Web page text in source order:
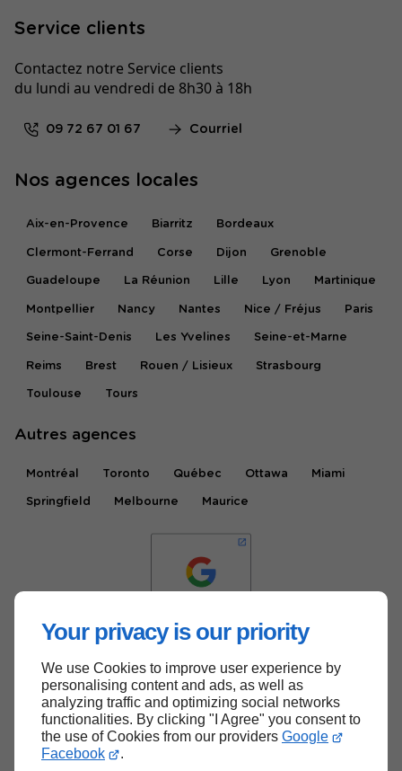
Your privacy is our priority
We use Cookies to improve user experience by
personalising content and ads, as well as
analyzing traffic and optimizing social networks
functionalities. By clicking "I Agree" you consent to
the use of Cookies from our providers Google
Facebook
.
Service clients
Contactez notre Service clients
du lundi au vendredi de 8h30 à 18h
09 72 67 01 67 Courriel
Nos agences locales
Aix-en-Provence Biarritz Bordeaux
Clermont-Ferrand Corse Dijon Grenoble
Guadeloupe La Réunion Lille Lyon Martinique
Montpellier Nancy Nantes Nice / Fréjus Paris
Seine-Saint-Denis Les Yvelines Seine-et-Marne
Reims Brest Rouen / Lisieux Strasbourg
Toulouse Tours
Autres agences
Montréal Toronto Québec Ottawa Miami
Springfield Melbourne Maurice
Haut de page